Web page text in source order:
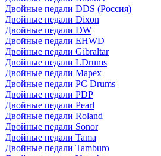
Двойные педали DDS (Россия)
Двойные педали Dixon
Двойные педали DW
Двойные педали EHWD
Двойные педали Gibraltar
Двойные педали LDrums
Двойные педали Mapex
Двойные педали PC Drums
Двойные педали PDP
Двойные педали Pearl
Двойные педали Roland
Двойные педали Sonor
Двойные педали Tama
Двойные педали Tamburo